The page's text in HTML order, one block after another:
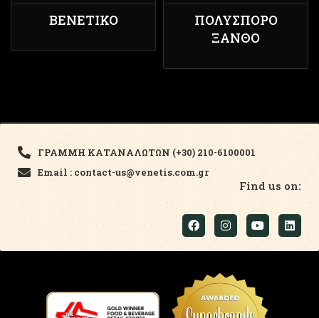
ΒΕΝΈΤΙΚΟ
ΠΟΛΎΣΠΟΡΟ
ΞΑΝΘΌ
ΓΡΑΜΜΗ ΚΑΤΑΝΑΛΩΤΩΝ (+30) 210-6100001
Email : contact-us@venetis.com.gr
Find us on: